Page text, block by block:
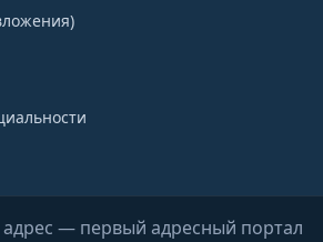
— первый адресный портал